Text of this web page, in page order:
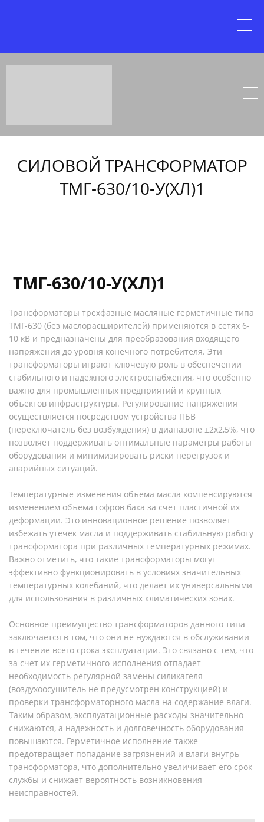
СИЛОВОЙ ТРАНСФОРМАТОР
ТМГ-630/10-У(ХЛ)1
ТМГ-630/10-У(ХЛ)1
Трансформаторы трехфазные масляные герметичные типа
ТМГ-630 (без маслорасширителей) применяются в сетях 6-
10 кВ и предназначены для преобразования входящего
напряжения до уровня конечного потребителя. Эти
трансформаторы играют ключевую роль в обеспечении
стабильного и надежного электроснабжения, что особенно
важно для промышленных предприятий и крупных
объектов инфраструктуры. Регулирование напряжения
осуществляется посредством устройства ПБВ
(переключатель без возбуждения) в диапазоне ±2х2,5%, что
позволяет поддерживать оптимальные параметры работы
оборудования и минимизировать риски перегрузок и
аварийных ситуаций.
Температурные изменения объема масла компенсируются
изменением объема гофров бака за счет пластичной их
деформации. Это инновационное решение позволяет
избежать утечек масла и поддерживать стабильную работу
трансформатора при различных температурных режимах.
Важно отметить, что такие трансформаторы могут
эффективно функционировать в условиях значительных
температурных колебаний, что делает их универсальными
для использования в различных климатических зонах.
Основное преимущество трансформаторов данного типа
заключается в том, что они не нуждаются в обслуживании
в течение всего срока эксплуатации. Это связано с тем, что
за счет их герметичного исполнения отпадает
необходимость регулярной замены силикагеля
(воздухоосушитель не предусмотрен конструкцией) и
проверки трансформаторного масла на содержание влаги.
Таким образом, эксплуатационные расходы значительно
снижаются, а надежность и долговечность оборудования
повышаются. Герметичное исполнение также
предотвращает попадание загрязнений и влаги внутрь
трансформатора, что дополнительно увеличивает его срок
службы и снижает вероятность возникновения
неисправностей.